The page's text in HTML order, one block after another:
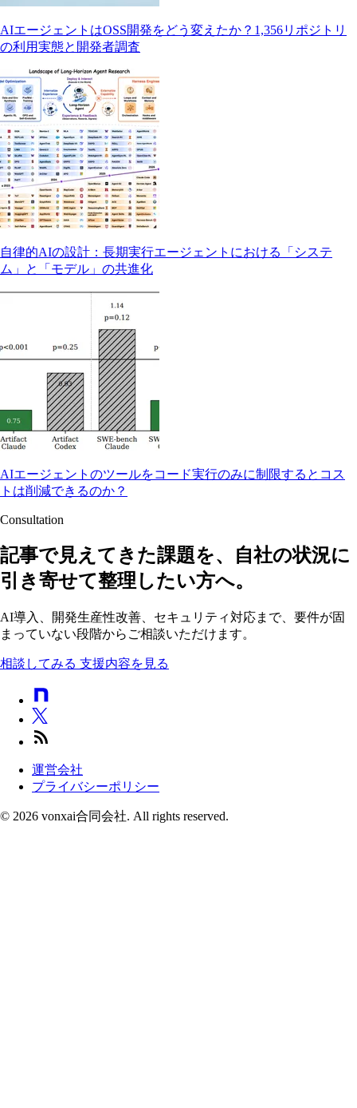
AIエージェントはOSS開発をどう変えたか？1,356リポジトリ
の利用実態と開発者調査
自律的AIの設計：長期実行エージェントにおける「システ
ム」と「モデル」の共進化
AIエージェントのツールをコード実行のみに制限するとコス
トは削減できるのか？
Consultation
記事で見えてきた課題を、自社の状況に
引き寄せて整理したい方へ。
AI導入、開発生産性改善、セキュリティ対応まで、要件が固
まっていない段階からご相談いただけます。
相談してみる 支援内容を見る
運営会社
プライバシーポリシー
© 2026 vonxai合同会社. All rights reserved.